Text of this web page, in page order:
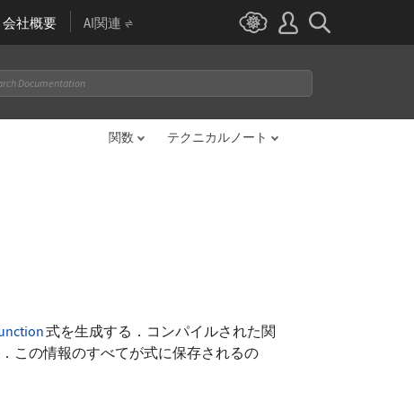
会社概要 AI関連
関数 テクニカルノート
式を生成する．コンパイルされた関
この情報のすべてが式に保存されるの